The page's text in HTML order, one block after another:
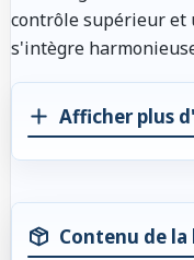
contrôle supérieur et
s'intègre
Afficher plus
Contenu de